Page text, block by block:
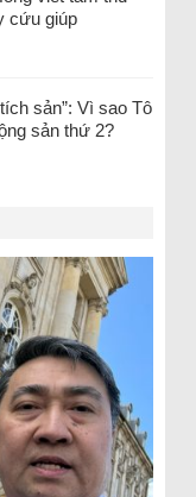
cứu giúp
sản”: Vì sao Tô
sản thứ 2?